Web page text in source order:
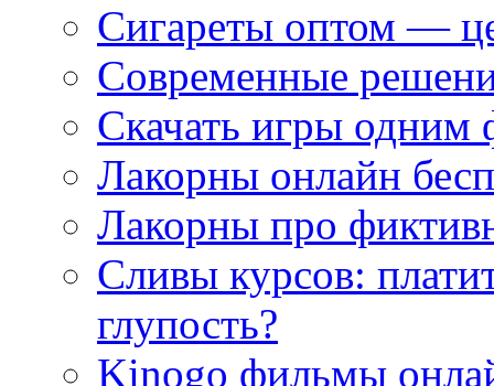
Сигареты оптом —
Современные
Скачать игры одним
Лакорны онлайн
Лакорны про
Сливы курсов:
глупость?
Kinogo фильмы